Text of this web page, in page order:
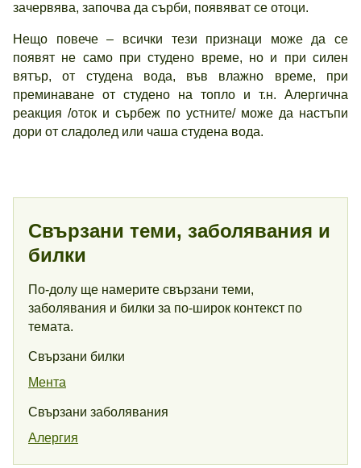
зачервява, започва да сърби, появяват се отоци.
Нещо повече – всички тези признаци може да се
появят не само при студено време, но и при силен
вятър, от студена вода, във влажно време, при
преминаване от студено на топло и т.н. Алергична
реакция /оток и сърбеж по устните/ може да настъпи
дори от сладолед или чаша студена вода.
Свързани теми, заболявания и
билки
По-долу ще намерите свързани теми,
заболявания и билки за по-широк контекст по
темата.
Свързани билки
Мента
Свързани заболявания
Алергия